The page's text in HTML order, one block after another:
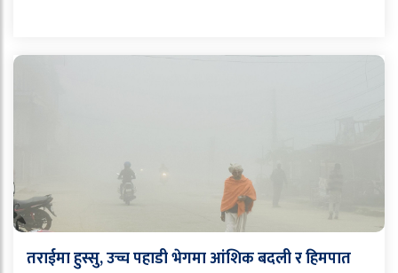
तराईमा हुस्सु, उच्च पहाडी भेगमा आंशिक बदली र हिमपात